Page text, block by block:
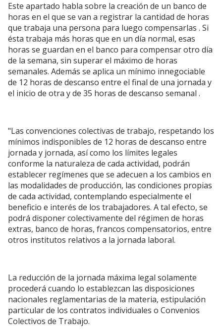
Este apartado habla sobre la creación de un banco de
horas en el que se van a registrar la cantidad de horas
que trabaja una persona para luego compensarlas . Si
ésta trabaja más horas que en un día normal, esas
horas se guardan en el banco para compensar otro día
de la semana, sin superar el máximo de horas
semanales. Además se aplica un mínimo innegociable
de 12 horas de descanso entre el final de una jornada y
el inicio de otra y de 35 horas de descanso semanal .
"Las convenciones colectivas de trabajo, respetando los
mínimos indisponibles de 12 horas de descanso entre
jornada y jornada, así como los límites legales
conforme la naturaleza de cada actividad, podrán
establecer regímenes que se adecuen a los cambios en
las modalidades de producción, las condiciones propias
de cada actividad, contemplando especialmente el
beneficio e interés de los trabajadores. A tal efecto, se
podrá disponer colectivamente del régimen de horas
extras, banco de horas, francos compensatorios, entre
otros institutos relativos a la jornada laboral.
La reducción de la jornada máxima legal solamente
procederá cuando lo establezcan las disposiciones
nacionales reglamentarias de la materia, estipulación
particular de los contratos individuales o Convenios
Colectivos de Trabajo.